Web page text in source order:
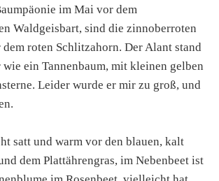
im Mai vor dem
Waldgeisbart, sind die zinnoberroten
roten Schlitzahorn. Der Alant stand
ein Tannenbaum, mit kleinen gelben
Leider wurde er mir zu groß, und
satt und warm vor den blauen, kalt
dem Plattährengras, im Nebenbeet ist